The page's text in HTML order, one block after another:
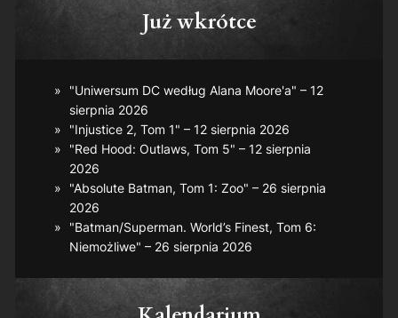
Już wkrótce
"Uniwersum DC według Alana Moore'a" – 12
sierpnia 2026
"Injustice 2, Tom 1" – 12 sierpnia 2026
"Red Hood: Outlaws, Tom 5" – 12 sierpnia
2026
"Absolute Batman, Tom 1: Zoo" – 26 sierpnia
2026
"Batman/Superman. World’s Finest, Tom 6:
Niemożliwe" – 26 sierpnia 2026